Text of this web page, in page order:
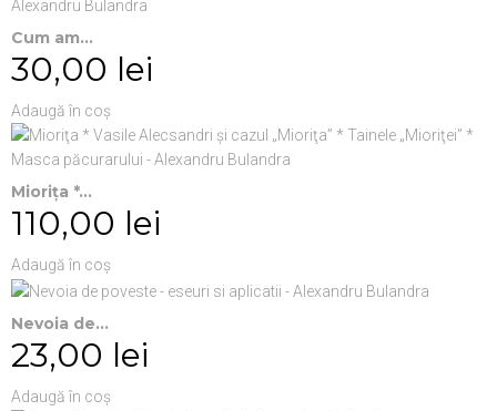
Cum am...
30,00 lei
Adaugă în coș
Mioriţa *...
110,00 lei
Adaugă în coș
Nevoia de...
23,00 lei
Adaugă în coș